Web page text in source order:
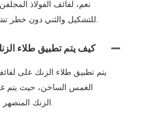
نعم، لفائف الفولاذ
كيف يتم تطبيق طلاء
يتم تطبيق طلاء الزنك على
الغمس الساخن، حيث يتم